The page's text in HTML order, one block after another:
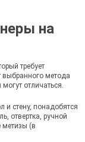
на
требует
выбранного метода
отличаться.
стену, понадобятся
отвертка, ручной
метизы (в